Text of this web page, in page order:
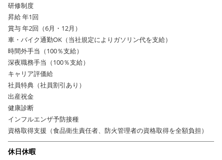
研修制度
昇給 年1回
賞与 年2回（6月・12月）
車・バイク通勤OK（当社規定によりガソリン代を支給）
時間外手当（100％支給）
深夜職務手当（100％支給）
キャリア評価給
社員特典（社員割引あり）
出産祝金
健康診断
インフルエンザ予防接種
資格取得支援（食品衛生責任者、防火管理者の資格取得を全額負担）
休日休暇